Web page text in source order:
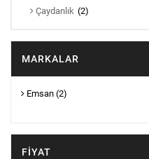
Çaydanlık (2)
MARKALAR
Emsan (2)
FIYAT